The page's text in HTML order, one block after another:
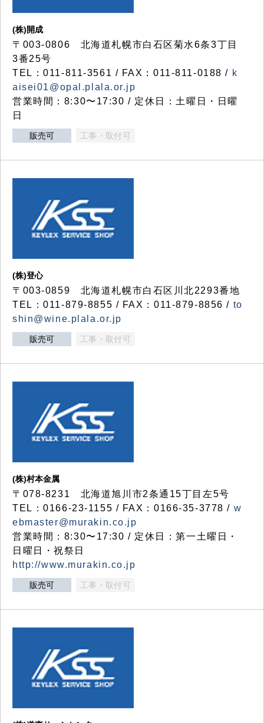
(株)開成
〒003-0806 北海道札幌市白石区菊水6条3丁目
3番25号
TEL：011-811-3561 / FAX：011-811-0188 / k
aisei01@opal.plala.or.jp
営業時間：8:30〜17:30 / 定休日：土曜日・日曜
日
販売可 工事・取付可
(株)登心
〒003-0859 北海道札幌市白石区川北2293番地
TEL：011-879-8855 / FAX：011-879-8856 / to
shin@wine.plala.or.jp
販売可 工事・取付可
(株)村本金属
〒078-8231 北海道旭川市2条通15丁目左5号
TEL：0166-23-1155 / FAX：0166-35-3778 / w
ebmaster@murakin.co.jp
営業時間：8:30〜17:30 / 定休日：第一土曜日・
日曜日・祝祭日
http://www.murakin.co.jp
販売可 工事・取付可